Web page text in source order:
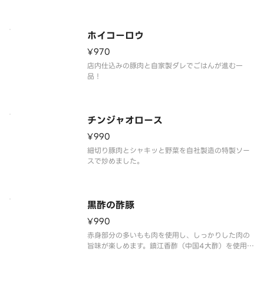
ホイコーロウ
¥970
店内仕込みの豚肉と自家製ダレでごはんが進む一
品！
チンジャオロース
¥990
細切り豚肉とシャキッと野菜を自社製造の特製ソー
スで炒めました。
黒酢の酢豚
¥990
赤身部分の多いもも肉を使用し、しっかりした肉の
旨味が楽しめます。鎮江香酢（中国4大酢）を使用し